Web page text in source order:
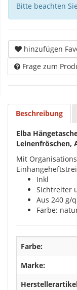
Bitte beachten
hinzufügen
Frage zum
Beschreibung
Elba
Leinenfröschen,
Mit
Inkl
Sichtreiter
Aus 240 g/
Farbe:
Farbe:
Marke: